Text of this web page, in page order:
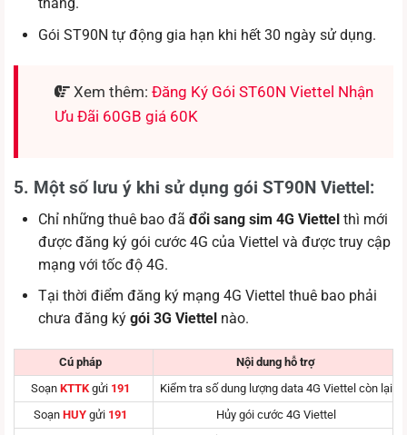
Gói ST90N tự động gia hạn khi hết 30 ngày sử dụng.
Xem thêm: Đăng Ký Gói ST60N Viettel Nhận
Ưu Đãi 60GB giá 60K
5. Một số lưu ý khi sử dụng gói ST90N Viettel:
Chỉ những thuê bao đãđổi sang sim 4G Viettel thì mới
được đăng ký gói cước 4G của Viettel và được truy cập
mạng với tốc độ 4G.
Tại thời điểm đăng ký mạng 4G Viettel thuê bao phải
chưa đăng kýgói 3G Viettel nào.
Cú pháp
Nội dung hỗ trợ
SoạnKTTK gửi 191
Kiểm tra số dung lượng data 4G Viettel còn lại
SoạnHUY gửi 191
Hủy gói cước 4G Viettel